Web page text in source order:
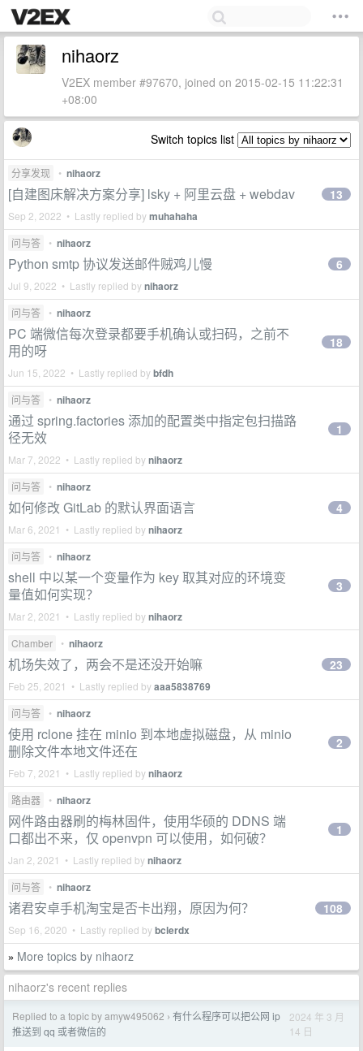
nihaorz
V2EX member #97670, joined on 2015-02-15 11:22:31
+08:00
Switch topics list
分享发现 • nihaorz
[自建图床解决方案分享] lsky + 阿里云盘 + webdav
Sep 2, 2022 • Lastly replied bymuhahaha
13
问与答 • nihaorz
Python smtp 协议发送邮件贼鸡儿慢
Jul 9, 2022 • Lastly replied bynihaorz
6
问与答 • nihaorz
PC 端微信每次登录都要手机确认或扫码，之前不
用的呀
Jun 15, 2022 • Lastly replied bybfdh
18
问与答 • nihaorz
通过 spring.factories 添加的配置类中指定包扫描路
径无效
Mar 7, 2022 • Lastly replied bynihaorz
1
问与答 • nihaorz
如何修改 GitLab 的默认界面语言
Mar 6, 2021 • Lastly replied bynihaorz
4
问与答 • nihaorz
shell 中以某一个变量作为 key 取其对应的环境变
量值如何实现？
Mar 2, 2021 • Lastly replied bynihaorz
3
Chamber • nihaorz
机场失效了，两会不是还没开始嘛
Feb 25, 2021 • Lastly replied byaaa5838769
23
问与答 • nihaorz
使用 rclone 挂在 minio 到本地虚拟磁盘，从 minio
删除文件本地文件还在
Feb 7, 2021 • Lastly replied bynihaorz
2
路由器 • nihaorz
网件路由器刷的梅林固件，使用华硕的 DDNS 端
口都出不来，仅 openvpn 可以使用，如何破？
Jan 2, 2021 • Lastly replied bynihaorz
1
问与答 • nihaorz
诸君安卓手机淘宝是否卡出翔，原因为何？
Sep 16, 2020 • Lastly replied bybclerdx
108
» More topics by nihaorz
nihaorz's recent replies
Replied to a topic by amyw495062 › 有什么程序可以把公网 ip
推送到 qq 或者微信的
2024 年 3 月
14 日